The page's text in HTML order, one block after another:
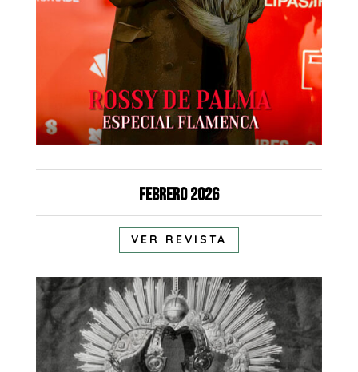
Febrero 2026
VER REVISTA